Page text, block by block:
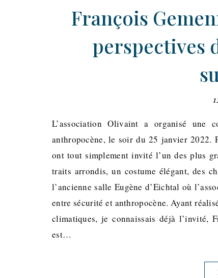
François
perspectives
L’association Olivaint a organisé une
anthropocène, le soir du 25 janvier 2022.
ont tout simplement invité l’un des plus
traits arrondis, un costume élégant, des
l’ancienne salle Eugène d’Eichtal où
entre sécurité et anthropocène. Ayant
climatiques, je connaissais déjà l’invité,
est…